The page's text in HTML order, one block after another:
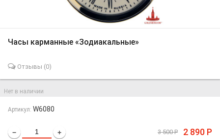
Часы карманные «Зодиакальные»
Отзывы (0)
Нет в наличии
Артикул: W6080
− + 3 500Р 2 890 Р